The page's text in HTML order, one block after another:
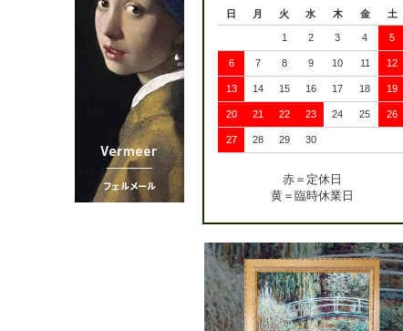
日 月 火 水 木 金 土
1 2 3 4 5
6 7 8 9 10 11 12
13 14 15 16 17 18 19
20 21 22 23 24 25 26
27 28 29 30
赤＝定休日
黄＝臨時休業日